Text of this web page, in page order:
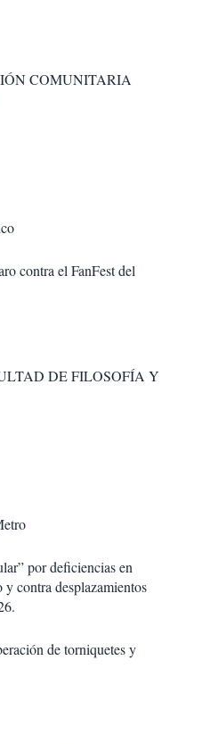
COMUNITARIA
contra el FanFest del
DE FILOSOFÍA Y
por deficiencias en
contra desplazamientos
de torniquetes y